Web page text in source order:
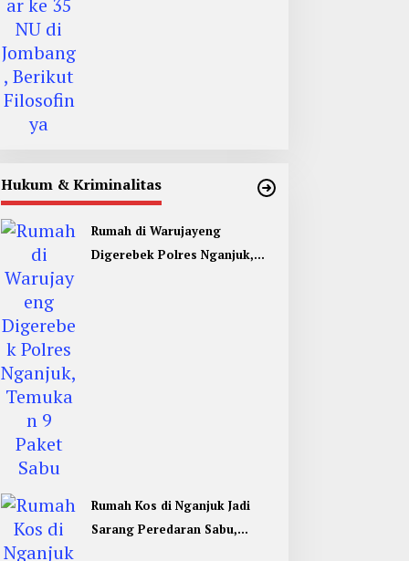
Hukum & Kriminalitas
Rumah di Warujayeng
Digerebek Polres Nganjuk,
Rumah Kos di Nganjuk Jadi
Sarang Peredaran Sabu,